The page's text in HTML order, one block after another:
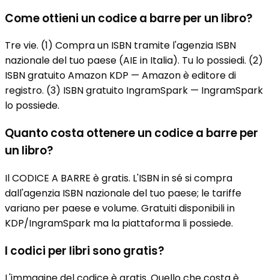
Come ottieni un codice a barre per un libro?
Tre vie. (1) Compra un ISBN tramite l'agenzia ISBN
nazionale del tuo paese (AIE in Italia). Tu lo possiedi. (2)
ISBN gratuito Amazon KDP — Amazon è editore di
registro. (3) ISBN gratuito IngramSpark — IngramSpark
lo possiede.
Quanto costa ottenere un codice a barre per
un libro?
Il CODICE A BARRE è gratis. L'ISBN in sé si compra
dall'agenzia ISBN nazionale del tuo paese; le tariffe
variano per paese e volume. Gratuiti disponibili in
KDP/IngramSpark ma la piattaforma li possiede.
I codici per libri sono gratis?